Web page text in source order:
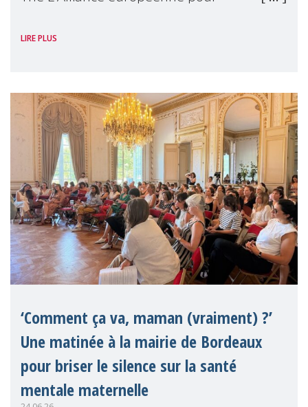
anglais), dont MMM est membre, a salué le
européenne comme une avancée
significative pour les droits de
LIRE PLUS
‘Comment ça va, maman (vraiment) ?’
Une matinée à la mairie de Bordeaux
pour briser le silence sur la santé
mentale maternelle